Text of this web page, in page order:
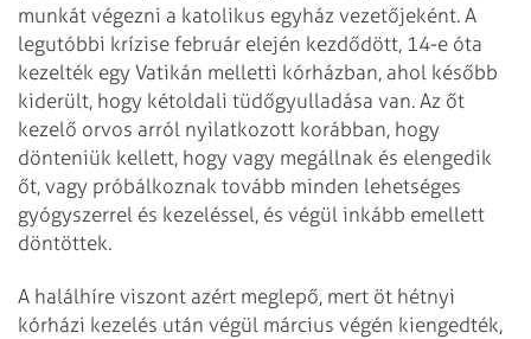
munkát végezni a katolikus egyház vezetőjeként. A
legutóbbi krízise február elején kezdődött, 14-e óta
kezelték egy Vatikán melletti kórházban, ahol később
kiderült, hogy kétoldali tüdőgyulladása van. Az őt
kezelő orvos arról nyilatkozott korábban, hogy
dönteniük kellett, hogy vagy megállnak és elengedik
őt, vagy próbálkoznak tovább minden lehetséges
gyógyszerrel és kezeléssel, és végül inkább emellett
döntöttek.
A halálhíre viszont azért meglepő, mert öt hétnyi
kórházi kezelés után végül március végén kiengedték,